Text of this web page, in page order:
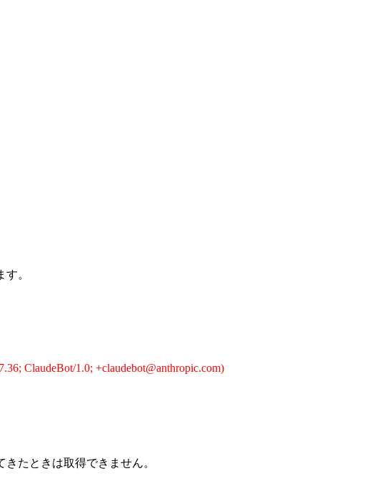
。
ClaudeBot/1.0; +claudebot@anthropic.com)
たときは取得できません。